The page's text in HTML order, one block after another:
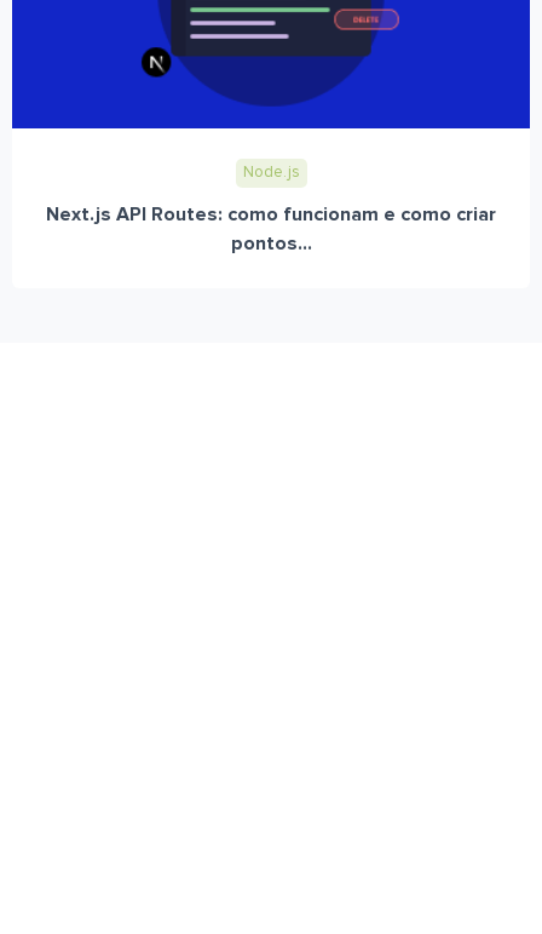
Node.js
Next.js API Routes: como funcionam e como criar
pontos...